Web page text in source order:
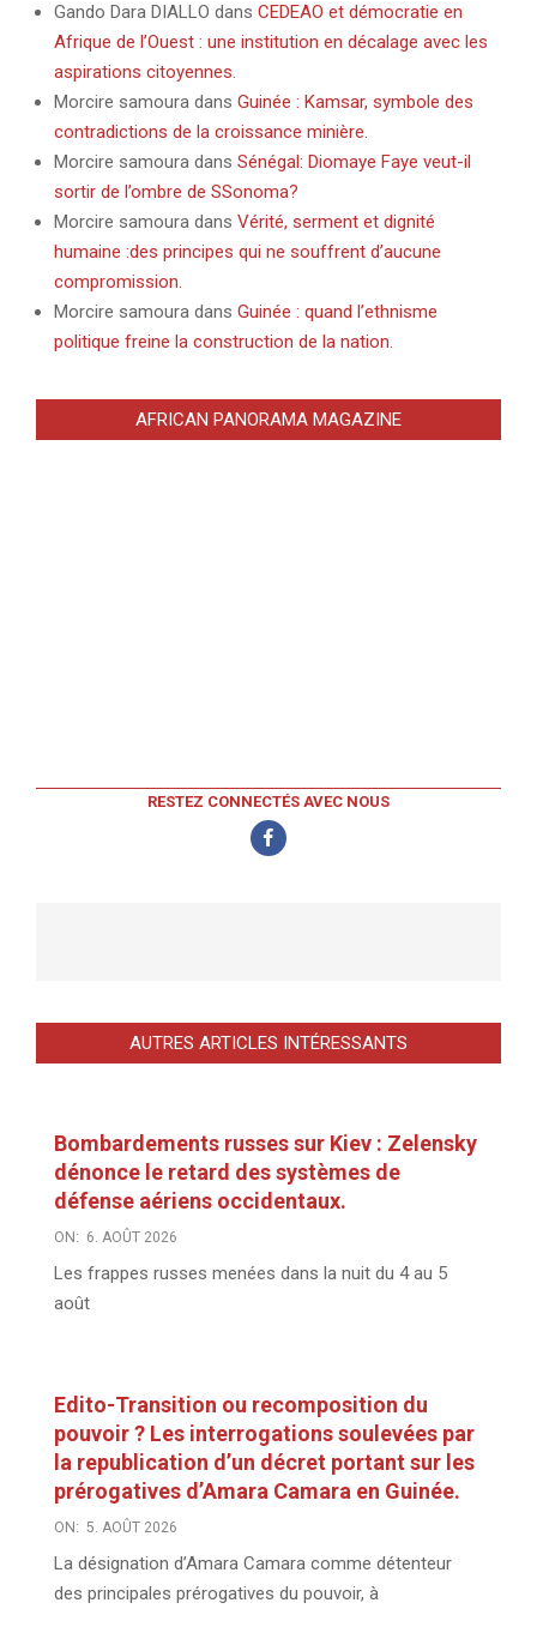
Gando Dara DIALLO dans CEDEAO et démocratie en
Afrique de l’Ouest : une institution en décalage avec les
aspirations citoyennes.
Morcire samoura dans Guinée : Kamsar, symbole des
contradictions de la croissance minière.
Morcire samoura dans Sénégal: Diomaye Faye veut-il
sortir de l’ombre de SSonoma?
Morcire samoura dans Vérité, serment et dignité
humaine :des principes qui ne souffrent d’aucune
compromission.
Morcire samoura dans Guinée : quand l’ethnisme
politique freine la construction de la nation.
AFRICAN PANORAMA MAGAZINE
RESTEZ CONNECTÉS AVEC NOUS
AUTRES ARTICLES INTÉRESSANTS
Bombardements russes sur Kiev : Zelensky
dénonce le retard des systèmes de
défense aériens occidentaux.
ON: 6. AOÛT 2026
Les frappes russes menées dans la nuit du 4 au 5
août
Edito-Transition ou recomposition du
pouvoir ? Les interrogations soulevées par
la republication d’un décret portant sur les
prérogatives d’Amara Camara en Guinée.
ON: 5. AOÛT 2026
La désignation d’Amara Camara comme détenteur
des principales prérogatives du pouvoir, à